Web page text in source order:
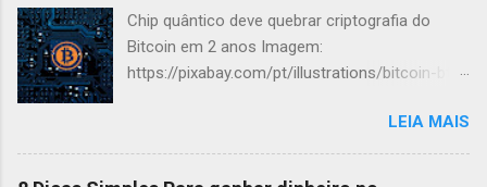
Chip quântico deve quebrar criptografia do
Bitcoin em 2 anos Imagem:
https://pixabay.com/pt/illustrations/bitcoin-btc-
Andersen Cheng, CEO da Post-Quantum, os
computadores quânticos terão capacidade de
quebrar todo tipo de criptografia, incluindo a do
LEIA MAIS